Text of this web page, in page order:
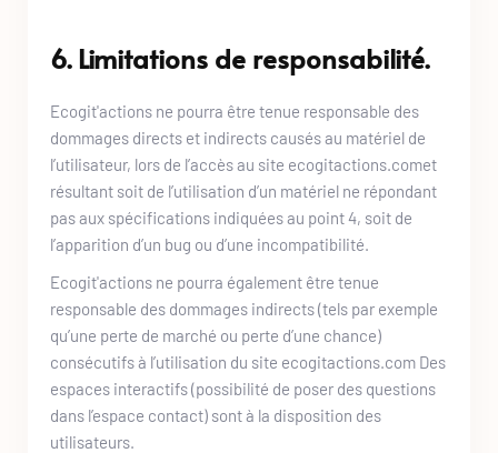
6. Limitations de responsabilité.
Ecogit'actions ne pourra être tenue responsable des
dommages directs et indirects causés au matériel de
l’utilisateur, lors de l’accès au site ecogitactions.comet
résultant soit de l’utilisation d’un matériel ne répondant
pas aux spécifications indiquées au point 4, soit de
l’apparition d’un bug ou d’une incompatibilité.
Ecogit'actions ne pourra également être tenue
responsable des dommages indirects (tels par exemple
qu’une perte de marché ou perte d’une chance)
consécutifs à l’utilisation du site ecogitactions.com Des
espaces interactifs (possibilité de poser des questions
dans l’espace contact) sont à la disposition des
utilisateurs.